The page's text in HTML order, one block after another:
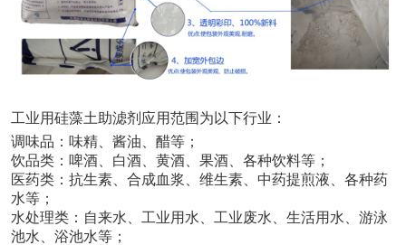
工业用硅藻土 助滤剂应用范围 为以下行业：
调味品：味精、酱油、醋等；
饮品类：啤酒、白酒、黄酒、果酒、各种饮料等；
医药类：抗生素、合成血浆、维生素、中药提煎液、各种药
水等；
水处理类：自来水、工业用水、工业废水、生活用水、游泳
池水、浴池水等；